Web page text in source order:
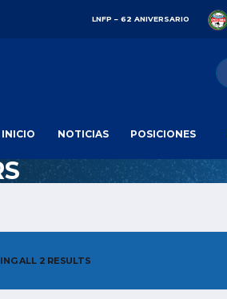
LNFP – 62 ANIVERSARIO
INICIO NOTICIAS POSICIONES
ALL 2 RESULTS